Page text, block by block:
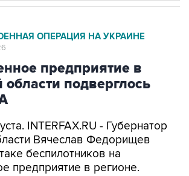
ОПЕРАЦИЯ НА УКРАИНЕ
предприятие в
подверглось
INTERFAX.RU - Губернатор
Вячеслав Федорищев
беспилотников на
предприятие в регионе.